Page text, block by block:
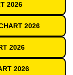
2026
2026
2026
2026